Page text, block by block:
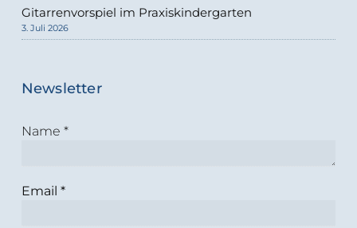
Gitarrenvorspiel im Praxiskindergarten
3. Juli 2026
Newsletter
Name *
Email *